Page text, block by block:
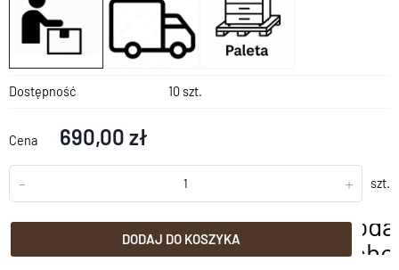
Dostępność 10 szt.
Cena 690,00 zł
- + szt.
DODAJ DO KOSZYKA